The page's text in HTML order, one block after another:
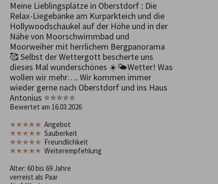
Meine Lieblingsplätze in Oberstdorf : Die
Relax-Liegebänke am Kurparkteich und die
Hollywoodschaukel auf der Höhe und in der
Nähe von Moorschwimmbad und
Moorweiher mit herrlichem Bergpanorama
🥰 Selbst der Wettergott bescherte uns
dieses Mal wunderschönes ☀️🌤️Wetter! Was
wollen wir mehr…. Wir kommen immer
wieder gerne nach Oberstdorf und ins Haus
Antonius ⭐️⭐️⭐️⭐️⭐️
Bewertet am 16.03.2026
✭✭✭✭✭ Angebot
✭✭✭✭✭ Sauberkeit
✭✭✭✭✭ Freundlichkeit
✭✭✭✭✭ Weiterempfehlung
Alter: 60 bis 69 Jahre
verreist als Paar